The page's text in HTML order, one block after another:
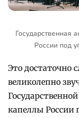
Государственная
России под
Это достаточно
великолепно
капеллы России